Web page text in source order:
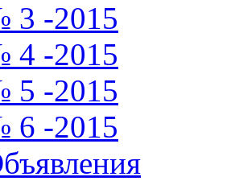
3 -2015
4 -2015
5 -2015
6 -2015